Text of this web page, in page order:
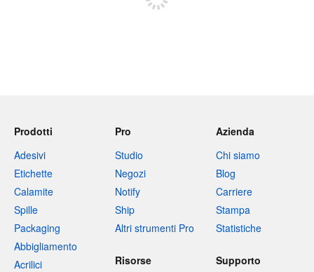
Prodotti
Adesivi
Etichette
Calamite
Spille
Packaging
Abbigliamento
Acrilici
Pro
Studio
Negozi
Notify
Ship
Altri strumenti Pro
Azienda
Chi siamo
Blog
Carriere
Stampa
Statistiche
Risorse
Supporto